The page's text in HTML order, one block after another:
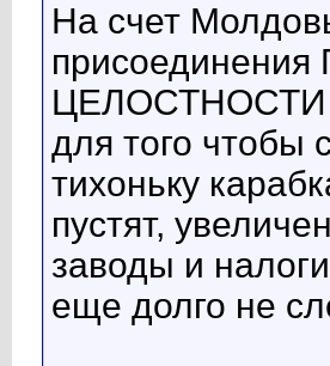
На счет
ЦЕЛОСТНОСТИ
для того чтобы
тихоньку
пустят,
заводы и
еще долго не